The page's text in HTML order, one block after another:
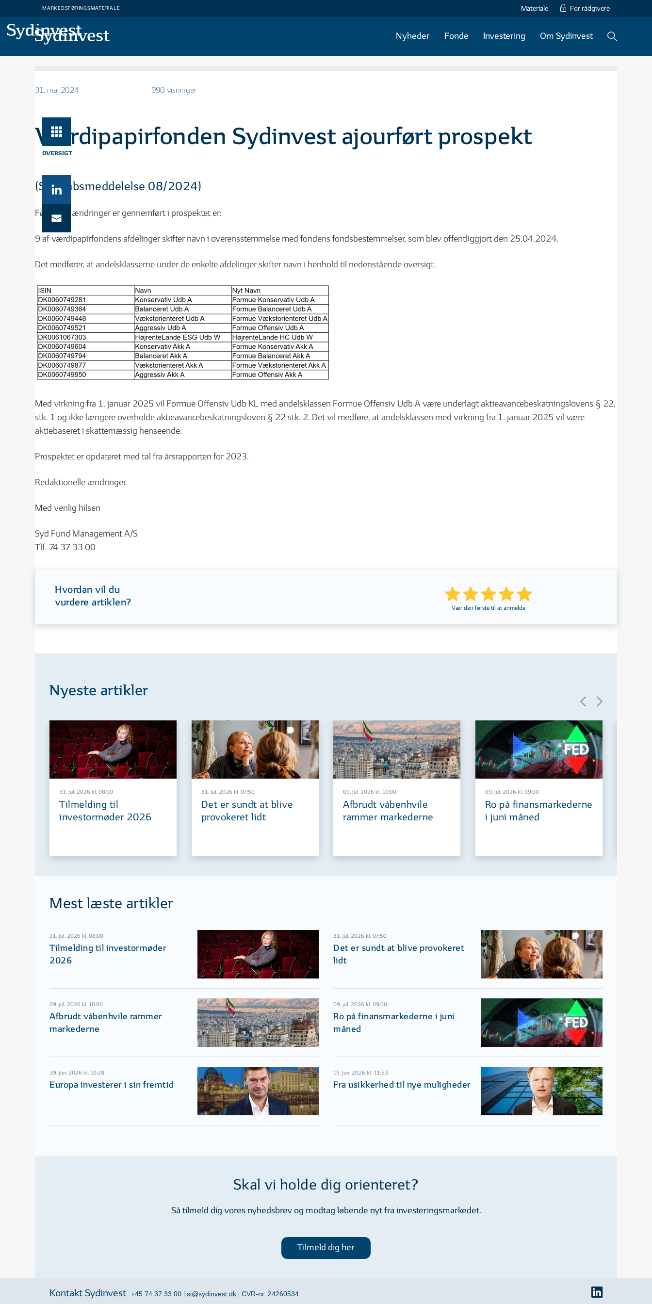
MARKEDSFØRINGSMATERIALE Materiale For rådgivere
MARKEDSFØRINGSMATERIALE
Nyheder Fonde Investering Om Sydinvest
OVERSIGT
31. maj 2024 990 visninger
Værdipapirfonden Sydinvest ajourført prospekt
(Selskabsmeddelelse 08/2024)
Følgende ændringer er gennemført i prospektet er:
9 af værdipapirfondens afdelinger skifter navn i overensstemmelse med fondens fondsbestemmelser, som blev offentliggjort den 25.04.2024.
Det medfører, at andelsklasserne under de enkelte afdelinger skifter navn i henhold til nedenstående oversigt.
Med virkning fra 1. januar 2025 vil Formue Offensiv Udb KL med andelsklassen Formue Offensiv Udb A være underlagt aktieavancebeskatningslovens § 22,
stk. 1 og ikke længere overholde aktieavancebeskatningsloven § 22 stk. 2. Det vil medføre, at andelsklassen med virkning fra 1. januar 2025 vil være
aktiebaseret i skattemæssig henseende.
Prospektet er opdateret med tal fra årsrapporten for 2023.
Redaktionelle ændringer.
Med venlig hilsen
Syd Fund Management A/S
Tlf. 74 37 33 00
Hvordan vil du
vurdere artiklen?
Vær den første til at anmelde
Nyeste artikler
31. jul. 2026 kl. 08:00
Tilmelding til
investormøder 2026
31. jul. 2026 kl. 07:50
Det er sundt at blive
provokeret lidt
09. jul. 2026 kl. 10:00
Afbrudt våbenhvile
rammer markederne
09. jul. 2026 kl. 09:00
Ro på finansmarkederne
i juni måned
Mest læste artikler
31. jul. 2026 kl. 08:00
Tilmelding til investormøder
2026
31. jul. 2026 kl. 07:50
Det er sundt at blive provokeret
lidt
09. jul. 2026 kl. 10:00
Afbrudt våbenhvile rammer
markederne
09. jul. 2026 kl. 09:00
Ro på finansmarkederne i juni
måned
29. jun. 2026 kl. 10:28
Europa investerer i sin fremtid
19. jun. 2026 kl. 11:53
Fra usikkerhed til nye muligheder
Skal vi holde dig orienteret?
Så tilmeld dig vores nyhedsbrev og modtag løbende nyt fra investeringsmarkedet.
Tilmeld dig her
Kontakt Sydinvest +45 74 37 33 00 si@sydinvest.dk CVR-nr. 24260534